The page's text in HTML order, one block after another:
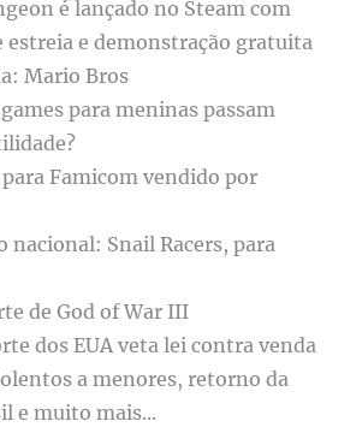
é lançado no Steam com
estreia e demonstração gratuita
Mario Bros
para meninas passam
Famicom vendido por
nacional: Snail Racers, para
de God of War III
dos EUA veta lei contra venda
a menores, retorno da
e muito mais...